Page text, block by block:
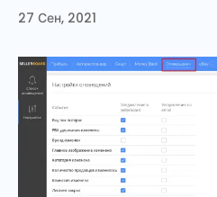
27 Сен, 2021